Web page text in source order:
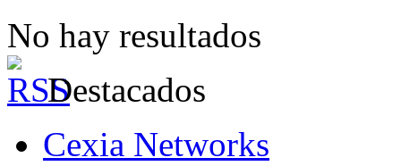
No hay resultados
Destacados
Cexia Networks